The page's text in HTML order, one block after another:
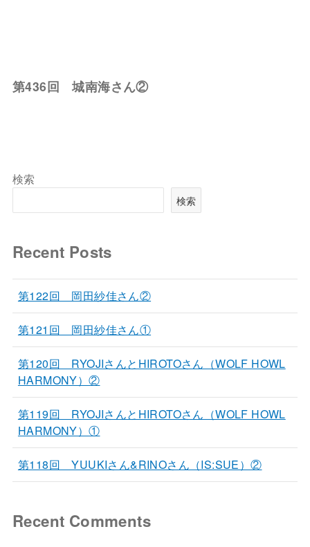
第436回 城南海さん②
検索
検索
Recent Posts
第122回 岡田紗佳さん②
第121回 岡田紗佳さん①
第120回 RYOJIさんとHIROTOさん（WOLF HOWL
HARMONY）②
第119回 RYOJIさんとHIROTOさん（WOLF HOWL
HARMONY）①
第118回 YUUKIさん&RINOさん（IS:SUE）②
Recent Comments